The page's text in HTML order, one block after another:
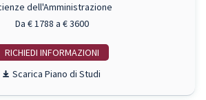
dell'Amministrazione
Da € 1788 a € 3600
RICHIEDI INFO
Piano di Studi